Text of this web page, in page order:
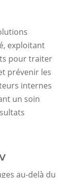
exploitant
pour traiter
prévenir les
internes
un soin
au-delà du